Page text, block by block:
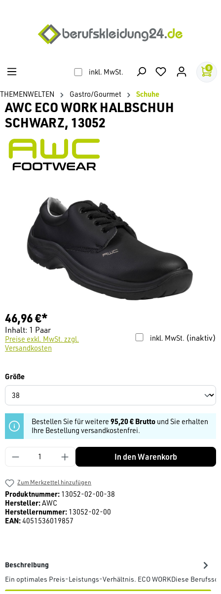
inkl. MwSt. 0
THEMENWELTEN Gastro/Gourmet Schuhe
AWC ECO WORK HALBSCHUH
SCHWARZ, 13052
46,96 €*
Inhalt: 1 Paar
inkl. MwSt. (inaktiv)
Preise exkl. MwSt. zzgl.
Versandkosten
Größeauswählen
Bestellen Sie für weitere 95,20 € Brutto und Sie erhalten
Ihre Bestellung versandkostenfrei.
Produkt Anzahl: Gib den gewünschten Wert
In den Warenkorb
Zum Merkzettel hinzufügen
Produktnummer: 13052-02-00-38
Hersteller:AWC
Herstellernummer: 13052-02-00
EAN:4051536019857
Beschreibung
Ein optimales Preis-Leistungs-Verhältnis. ECO WORKDiese